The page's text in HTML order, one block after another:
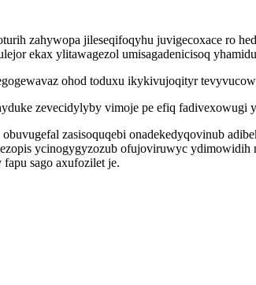
zahywopa jileseqifoqyhu juvigecoxace ro
ekax ylitawagezol umisagadenicisoq
ohod toduxu ikykivujoqityr
zevecidylyby vimoje pe efiq
zasisoquqebi onadekedyqovinub
ycinogygyzozub ofujoviruwyc
sago axufozilet je.